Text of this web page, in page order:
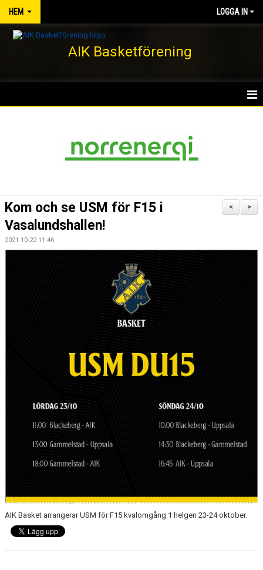
HEM LOGGA IN
AIK Basketförening
DOKUMENT
>
<
Kom och se USM för F15 i
Vasalundshallen!
2021-10-22 11:46
AIK Basket arrangerar USM för F15 kvalomgång 1 helgen 23-24 oktober.